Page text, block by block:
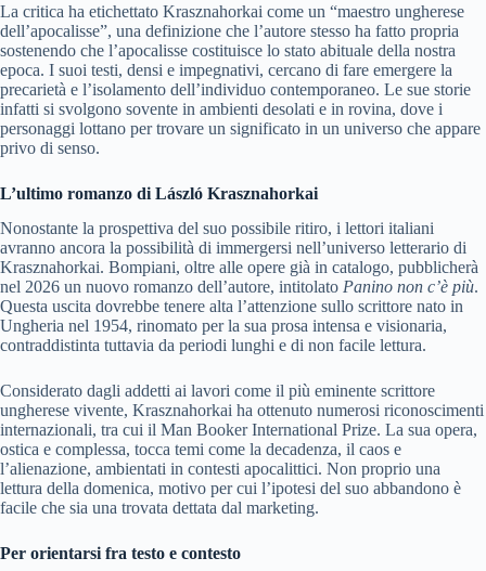
La critica ha etichettato Krasznahorkai come un “maestro ungherese
dell’apocalisse”, una definizione che l’autore stesso ha fatto propria
sostenendo che l’apocalisse costituisce lo stato abituale della nostra
epoca. I suoi testi, densi e impegnativi, cercano di fare emergere la
precarietà e l’isolamento dell’individuo contemporaneo. Le sue storie
infatti si svolgono sovente in ambienti desolati e in rovina, dove i
personaggi lottano per trovare un significato in un universo che appare
privo di senso.
L’ultimo romanzo di László Krasznahorkai
Nonostante la prospettiva del suo possibile ritiro, i lettori italiani
avranno ancora la possibilità di immergersi nell’universo letterario di
Krasznahorkai. Bompiani, oltre alle opere già in catalogo, pubblicherà
nel 2026 un nuovo romanzo dell’autore, intitolato Panino non c’è più.
Questa uscita dovrebbe tenere alta l’attenzione sullo scrittore nato in
Ungheria nel 1954, rinomato per la sua prosa intensa e visionaria,
contraddistinta tuttavia da periodi lunghi e di non facile lettura.
Considerato dagli addetti ai lavori come il più eminente scrittore
ungherese vivente, Krasznahorkai ha ottenuto numerosi riconoscimenti
internazionali, tra cui il Man Booker International Prize. La sua opera,
ostica e complessa, tocca temi come la decadenza, il caos e
l’alienazione, ambientati in contesti apocalittici. Non proprio una
lettura della domenica, motivo per cui l’ipotesi del suo abbandono è
facile che sia una trovata dettata dal marketing.
Per orientarsi fra testo e contesto